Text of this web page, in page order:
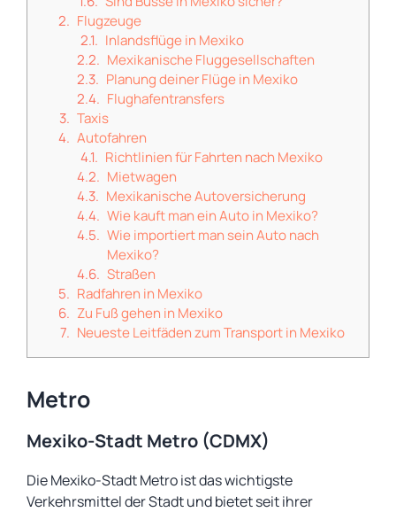
Flugzeuge
Inlandsflüge in Mexiko
Mexikanische Fluggesellschaften
Planung deiner Flüge in Mexiko
Flughafentransfers
Taxis
Autofahren
Richtlinien für Fahrten nach Mexiko
Mietwagen
Mexikanische Autoversicherung
Wie kauft man ein Auto in Mexiko?
Wie importiert man sein Auto nach
Mexiko?
Straßen
Radfahren in Mexiko
Zu Fuß gehen in Mexiko
Neueste Leitfäden zum Transport in Mexiko
Metro
Mexiko-Stadt Metro (CDMX)
Die Mexiko-Stadt Metro ist das wichtigste
Verkehrsmittel der Stadt und bietet seit ihrer